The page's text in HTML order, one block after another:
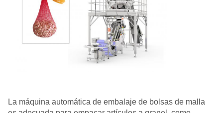
La máquina automática de embalaje de bolsas de malla